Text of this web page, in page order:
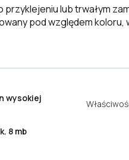
przyklejeniu lub trwałym
pod względem koloru,
wysokiej
8 mb